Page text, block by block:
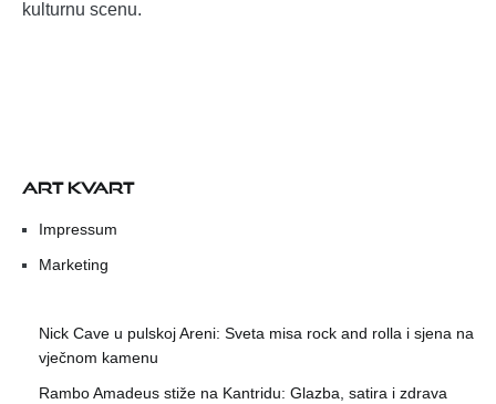
kulturnu scenu.
ART KVART
Impressum
Marketing
Nick Cave u pulskoj Areni: Sveta misa rock and rolla i sjena na
vječnom kamenu
Rambo Amadeus stiže na Kantridu: Glazba, satira i zdrava